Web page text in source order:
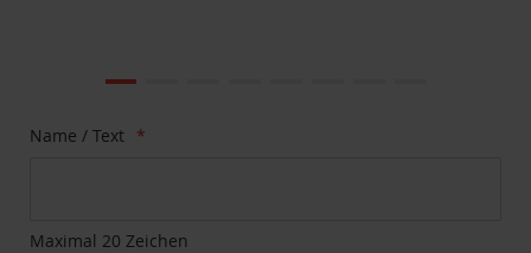
Bildgalerie
Zum
springen
Name / Text
Maximal 20 Zeichen